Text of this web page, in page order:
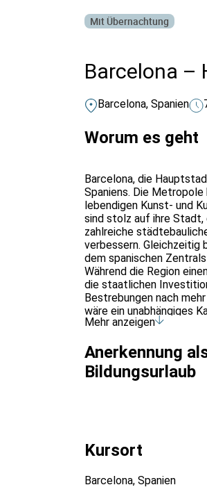
Mit Übernachtung
Barcelona –
Barcelona, Spanien
Worum es geht
Barcelona, die
Spaniens. Die
lebendigen Kunst- und
sind stolz auf ihre Stadt,
zahlreiche
verbessern. Gleichzeitig
dem spanischen
Während die Region
die staatlichen
Bestrebungen nach
wäre ein unabhängiges
dies auf Spanien, Europa
Mehr anzeigen
Anerkennung
Bildungsurlaub
Kursort
Barcelona, Spanien